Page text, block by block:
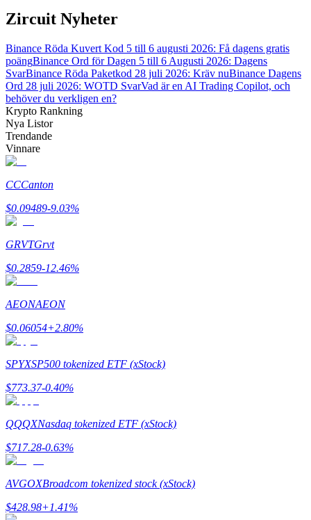
BTR-låsningar
Exklusiva investeringar för BTR-innehavare
Lån
Zircuit Nyheter
Binance Röda Kuvert Kod 5 till 6 augusti 2026: Få dagens gratis
poängBinance Ord för Dagen 5 till 6 Augusti 2026: Dagens
SvarBinance Röda Paketkod 28 juli 2026: Kräv nuBinance Dagens
Ord 28 juli 2026: WOTD SvarVad är en AI Trading Copilot, och
behöver du verkligen en?
Krypto Rankning
Nya Listor
Trendande
Vinnare
CCCanton
$0.09489-9.03%
GRVTGrvt
$0.2859-12.46%
AEONAEON
$0.06054+2.80%
SPYXSP500 tokenized ETF (xStock)
$773.37-0.40%
QQQXNasdaq tokenized ETF (xStock)
$717.28-0.63%
AVGOXBroadcom tokenized stock (xStock)
$428.98+1.41%